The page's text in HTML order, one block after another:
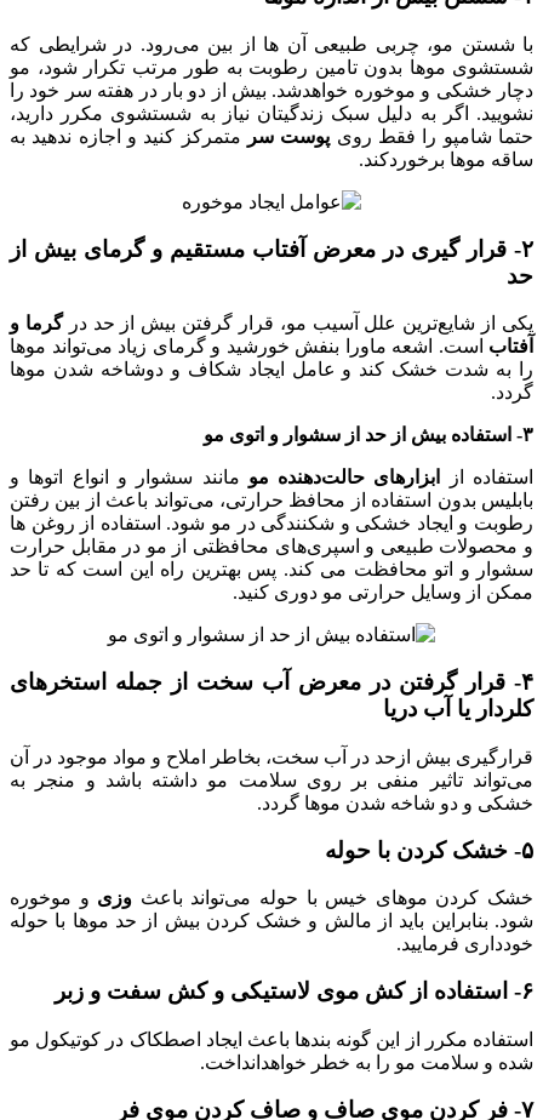
با شستن مو، چربی طبیعی آن ها از بین می‌رود. در شرایطی که
شستشوی موها بدون تامین رطوبت به طور مرتب تکرار شود، مو
دچار خشکی و موخوره خواهدشد. بیش از دو بار در هفته سر خود را
نشویید. اگر به دلیل سبک زندگیتان نیاز به شستشوی مکرر دارید،
حتما شامپو را فقط روی پوست سر
متمرکز کنید و اجازه ندهید به
ساقه موها برخوردکند.
۲- قرار گیری در معرض آفتاب مستقیم و گرمای بیش از
حد
یکی از شایع‌ترین علل آسیب مو، قرار گرفتن بیش از حد در گرما و
آفتاب است. اشعه ماورا بنفش خورشید و گرمای زیاد می‌تواند موها
را به شدت خشک کند و عامل ایجاد شکاف و دوشاخه شدن موها
گردد.
۳- استفاده بیش از حد از سشوار و اتوی مو
استفاده از ابزارهای حالت‌دهنده مو مانند سشوار و انواع اتوها و
بابلیس بدون استفاده از محافظ حرارتی، می‌تواند باعث از بین رفتن
رطوبت و ایجاد خشکی و شکنندگی در مو شود. استفاده از روغن ها
و محصولات طبیعی و اسپری‌های محافظتی از مو در مقابل حرارت
سشوار و اتو محافظت می کند. پس بهترین راه این است که تا حد
ممکن از وسایل حرارتی مو دوری کنید.
۴- قرار گرفتن در معرض آب سخت از جمله استخرهای
کلردار یا آب دریا
قرارگیری بیش ازحد در آب سخت، بخاطر املاح و مواد موجود در آن
می‌تواند تاثیر منفی بر روی سلامت مو داشته باشد و منجر به
خشکی و دو شاخه شدن موها گردد.
۵- خشک کردن با حوله
خشک کردن موهای خیس با حوله می‌تواند باعث وزی و موخوره
شود. بنابراین باید از مالش و خشک کردن بیش از حد موها با حوله
خودداری فرمایید.
۶- استفاده از کش موی لاستیکی و کش سفت و زبر
استفاده مکرر از این گونه بندها باعث ایجاد اصطکاک در کوتیکول مو
شده و سلامت مو را به خطر خواهدانداخت.
۷- فر کردن موی صاف و صاف کردن موی فر